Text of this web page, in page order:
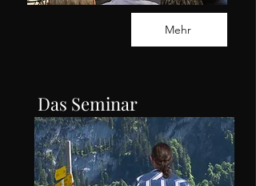
Mehr
Das Seminar